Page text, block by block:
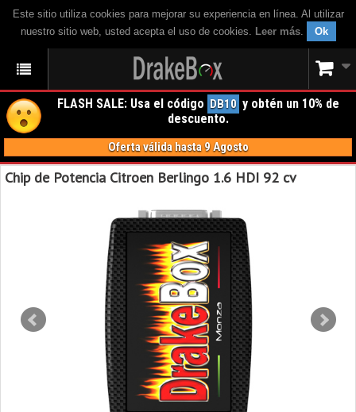
Este sitio utiliza cookies para mejorar su experiencia en línea. Al utilizar
nuestro sitio web, usted acepta el uso de cookies. Leer más. Ok
FLASH SALE: Usa el código DB10 y obtén un 10% de
descuento.
Oferta válida hasta 9 Agosto
Chip de Potencia Citroen Berlingo 1.6 HDI 92 cv